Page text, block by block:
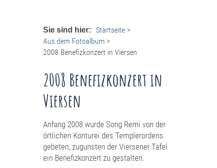
Sie sind hier: Startseite >
Aus dem Fotoalbum >
2008 Benefizkonzert in Viersen
2008 Benefizkonzert in
Viersen
Anfang 2008 wurde Song Remi von der
örtlichen Konturei des Templerordens
gebeten, zugunsten der Viersener Tafel
ein Benefizkonzert zu gestalten.